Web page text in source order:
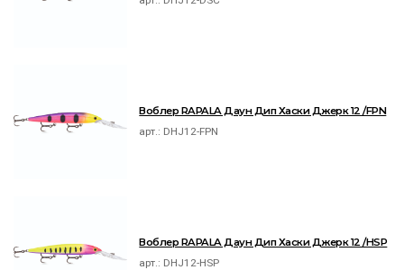
Воблер RAPALA Даун Дип Хаски Джерк 12 /FPN
арт.: DHJ12-FPN
Воблер RAPALA Даун Дип Хаски Джерк 12 /HSP
арт.: DHJ12-HSP